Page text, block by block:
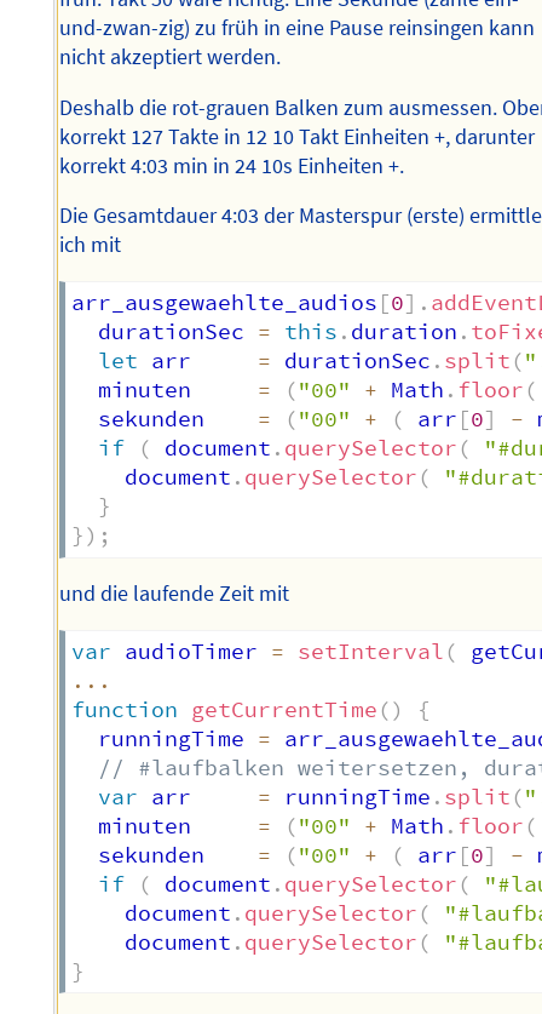
und-zwan-zig) zu früh in eine Pause reinsingen kann
nicht akzeptiert werden.
Deshalb die rot-grauen Balken zum ausmessen.
korrekt 127 Takte in 12 10 Takt Einheiten +, darunter
korrekt 4:03 min in 24 10s Einheiten +.
Die Gesamtdauer 4:03 der Masterspur (erste) ermittle
ich mit
arr_ausgewaehlte_audios [0] .
  durationSec
= this . duration .
let arr = durationSec . split (
  minuten
= ("00" + Math . floor (
  sekunden
= ("00" + ( arr [0] -
if
( document . querySelector (
    document
. querySelector (
}
}) ;
und die laufende Zeit mit
var audioTimer = setInterval (
...
function getCurrentTime ()
{
  runningTime
=
// #laufbalken weitersetzen,
var arr = runningTime . split (
  minuten
= ("00" + Math . floor (
  sekunden
= ("00" + ( arr [0] -
if
( document . querySelector (
    document
. querySelector (
    document
. querySelector (
}